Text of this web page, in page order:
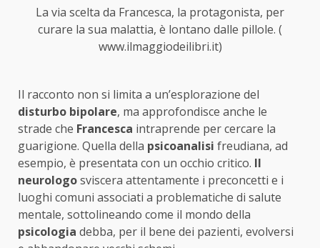
La via scelta da Francesca, la protagonista, per
curare la sua malattia, è lontano dalle pillole. (
www.ilmaggiodeilibri.it)
Il racconto non si limita a un’esplorazione del
disturbo bipolare, ma approfondisce anche le
strade che Francesca intraprende per cercare la
guarigione. Quella della psicoanalisi freudiana, ad
esempio, è presentata con un occhio critico. Il
neurologosviscera attentamente i preconcetti e i
luoghi comuni associati a problematiche di salute
mentale, sottolineando come il mondo della
psicologia debba, per il bene dei pazienti, evolversi